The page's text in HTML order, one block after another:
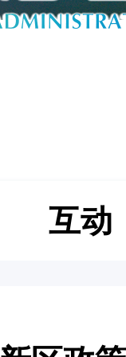
互动